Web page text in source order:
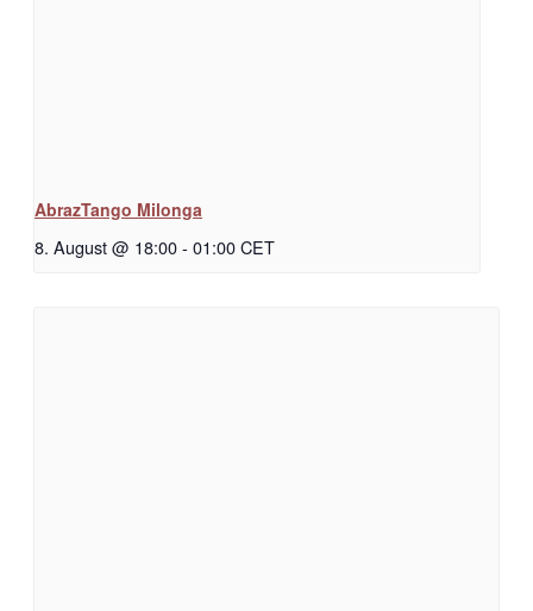
AbrazTango Milonga
8. August @ 18:00- 01:00CET